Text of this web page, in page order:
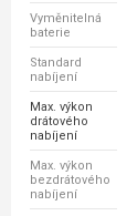
Vyměnitelná
baterie
Standard
nabíjení
Max. výkon
drátového
nabíjení
Max. výkon
bezdrátového
nabíjení